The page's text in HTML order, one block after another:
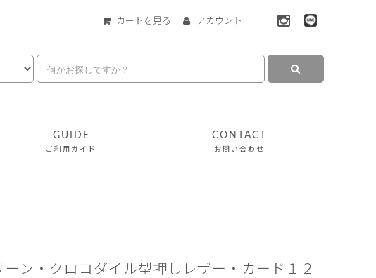
カートを見る アカウント
GUIDE
ご利用ガイド
CONTACT
お問い合わせ
ン・クロコダイル型押しレザー・カード１２